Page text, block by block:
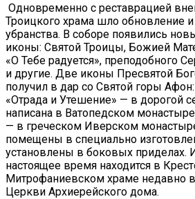
Одновременно с реставрацией
Троицкого храма шло обновление и
убранства. В соборе появились
иконы: Святой Троицы, Божией
«О Тебе радуется», преподобного
и другие. Две иконы Пресвятой
получил в дар со Святой горы
«Отрада и Утешение» — в дорогой
написана в Ватопедском
— в греческом Иверском
помещены в специально
установлены в боковых приделах.
настоящее время находится в
Митрофаниевском храме недавно
Церкви Архиерейского дома.